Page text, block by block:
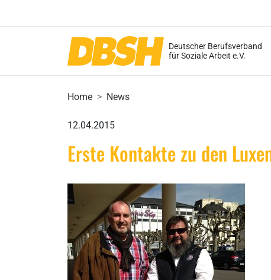
Deutscher Berufsverband
für Soziale Arbeit e.V.
Home News
12.04.2015
Erste Kontakte zu den